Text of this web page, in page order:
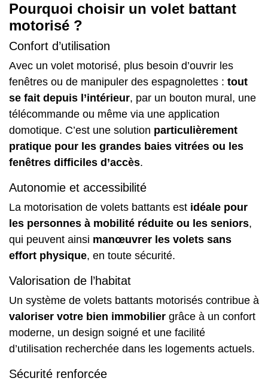
Pourquoi choisir un volet battant
motorisé ?
Confort d’utilisation
Avec un volet motorisé, plus besoin d’ouvrir les
fenêtres ou de manipuler des espagnolettes : tout
se fait depuis l’intérieur, par un bouton mural, une
télécommande ou même via une application
domotique. C’est une solution particulièrement
pratique pour les grandes baies vitrées ou les
fenêtres difficiles d’accès.
Autonomie et accessibilité
La motorisation de volets battants est idéale pour
les personnes à mobilité réduite ou les seniors,
qui peuvent ainsi manœuvrer les volets sans
effort physique, en toute sécurité.
Valorisation de l’habitat
Un système de volets battants motorisés contribue à
valoriser votre bien immobilier grâce à un confort
moderne, un design soigné et une facilité
d’utilisation recherchée dans les logements actuels.
Sécurité renforcée